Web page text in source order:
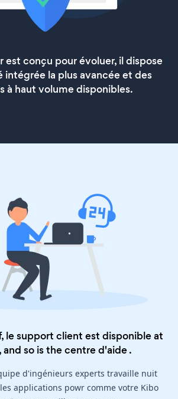
est conçu pour évoluer, il dispose
intégrée la plus avancée et des
à haut volume disponibles.
le support client est disponible at
and so is thecentre d'aide.
d'ingénieurs experts travaille nuit
applications powr comme votre Kibo